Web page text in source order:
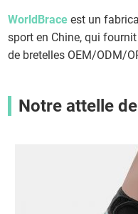
WorldBrace est un
sport en Chine, qui
de bretelles OEM/ODM/
Notre attelle